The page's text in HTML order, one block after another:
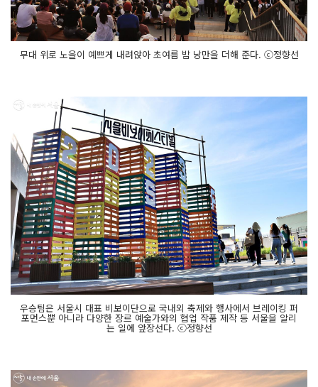
무대 위로 노을이 예쁘게 내려앉아 초여름 밤 낭만을 더해 준다. ⓒ정향선
우승팀은 서울시 대표 비보이단으로 국내외 축제와 행사에서 브레이킹 퍼
포먼스뿐 아니라 다양한 장르 예술가와의 협업 작품 제작 등 서울을 알리
는 일에 앞장선다. ⓒ정향선